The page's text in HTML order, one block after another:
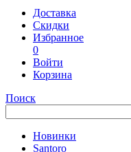
Доставка
Скидки
Избранное
0
Войти
Корзина
Поиск
Новинки
Santoro